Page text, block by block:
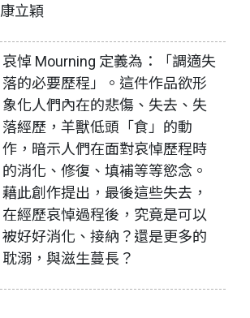
康立穎
哀悼 Mourning 定義為：「調適失
落的必要歷程」。這件作品欲形
象化人們內在的悲傷、失去、失
落經歷，羊獸低頭「食」的動
作，暗示人們在面對哀悼歷程時
的消化、修復、填補等等慾念。
藉此創作提出，最後這些失去，
在經歷哀悼過程後，究竟是可以
被好好消化、接納？還是更多的
耽溺，與滋生蔓長？